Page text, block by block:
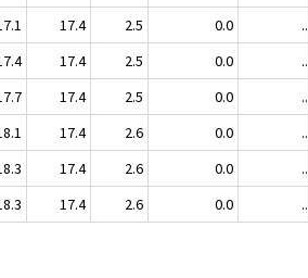
17.4 2.5 0.0 ..
17.4 2.5 0.0 ..
17.4 2.5 0.0 ..
17.4 2.6 0.0 ..
17.4 2.6 0.0 ..
17.4 2.6 0.0 ..